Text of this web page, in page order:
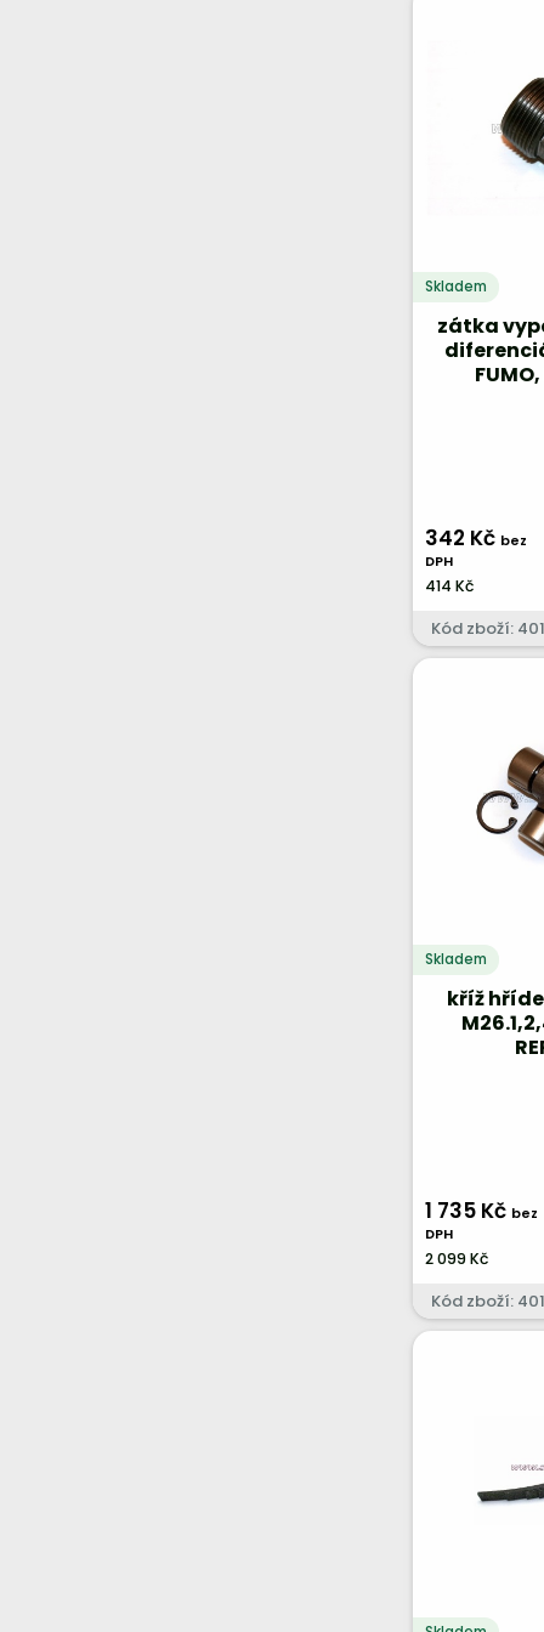
Skladem
zátka
342 Kč bez
DPH
414 Kč
Kód zboží:
Skladem
kříž
1 735 Kč bez
DPH
2 099 Kč
Kód zboží: